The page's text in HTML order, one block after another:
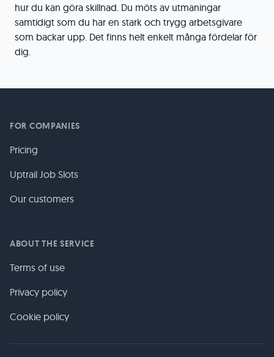
hur du kan göra skillnad. Du möts av utmaningar
samtidigt som du har en stark och trygg arbetsgivare
som backar upp. Det finns helt enkelt många fördelar för
dig.
FOR COMPANIES
Pricing
Uptrail Job Slots
Our customers
ABOUT THE SERVICE
Terms of use
Privacy policy
Cookie policy